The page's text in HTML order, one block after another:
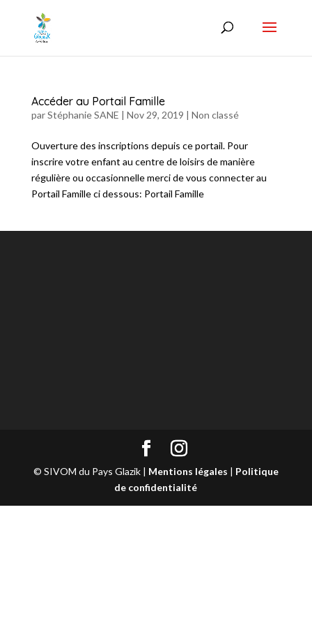
Accéder au Portail Famille
parStéphanie SANE | Nov 29, 2019 | Non classé
Ouverture des inscriptions depuis ce portail. Pour
inscrire votre enfant au centre de loisirs de manière
régulière ou occasionnelle merci de vous connecter au
Portail Famille ci dessous: Portail Famille
© SIVOM du Pays Glazik | Mentions légales | Politique
de confidentialité